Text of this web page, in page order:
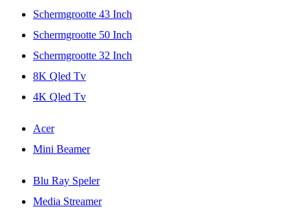
Schermgrootte 43 Inch
Schermgrootte 50 Inch
Schermgrootte 32 Inch
8K Qled Tv
4K Qled Tv
Acer
Mini Beamer
Blu Ray Speler
Media Streamer